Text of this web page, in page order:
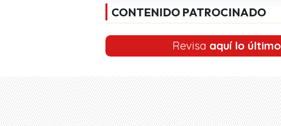
CONTENIDO PATROCINADO
Revisa aquí lo último